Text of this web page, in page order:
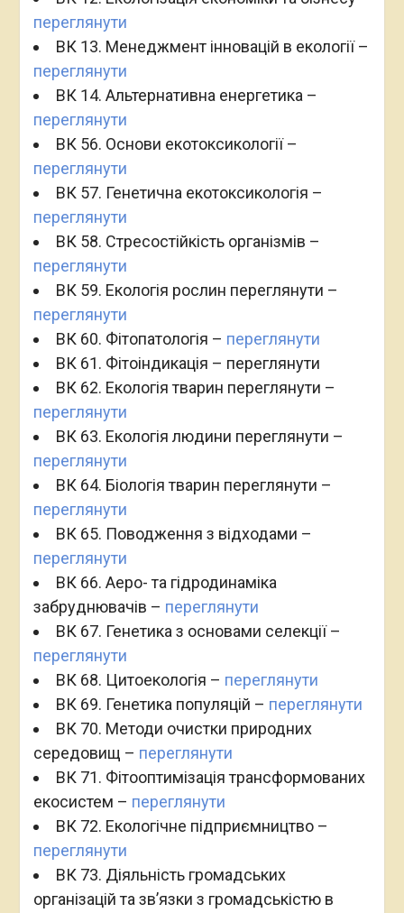
переглянути
ВК 13. Менеджмент інновацій в екології –
переглянути
ВК 14. Альтернативна енергетика –
переглянути
ВК 56. Основи екотоксикології –
переглянути
ВК 57. Генетична екотоксикологія –
переглянути
ВК 58. Стресостійкість організмів –
переглянути
ВК 59. Екологія рослин переглянути –
переглянути
ВК 60. Фітопатологія – переглянути
ВК 61. Фітоіндикація – переглянути
ВК 62. Екологія тварин переглянути –
переглянути
ВК 63. Екологія людини переглянути –
переглянути
ВК 64. Біологія тварин переглянути –
переглянути
ВК 65. Поводження з відходами –
переглянути
ВК 66. Аеро- та гідродинаміка
забруднювачів – переглянути
ВК 67. Генетика з основами селекції –
переглянути
ВК 68. Цитоекологія – переглянути
ВК 69. Генетика популяцій – переглянути
ВК 70. Методи очистки природних
середовищ – переглянути
ВК 71. Фітооптимізація трансформованих
екосистем – переглянути
ВК 72. Екологічне підприємництво –
переглянути
ВК 73. Діяльність громадських
організацій та зв’язки з громадськістю в